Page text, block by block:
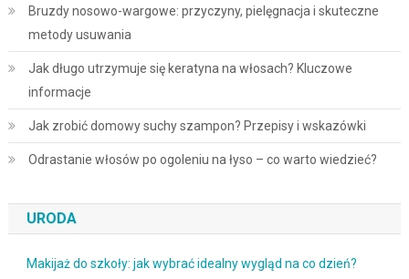
Bruzdy nosowo-wargowe: przyczyny, pielęgnacja i skuteczne
metody usuwania
Jak długo utrzymuje się keratyna na włosach? Kluczowe
informacje
Jak zrobić domowy suchy szampon? Przepisy i wskazówki
Odrastanie włosów po ogoleniu na łyso – co warto wiedzieć?
URODA
Makijaż do szkoły: jak wybrać idealny wygląd na co dzień?